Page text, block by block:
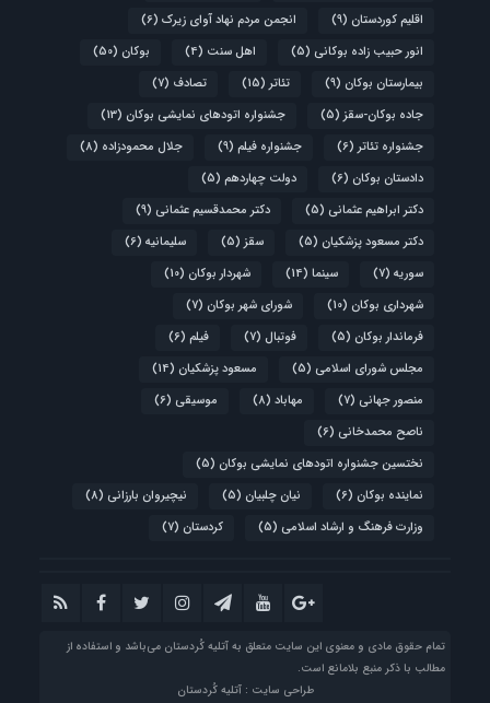
اقلیم کوردستان (9) انجمن مردم نهاد آوای زیرک (6)
انور حبیب زاده بوکانی (5) اهل سنت (4) بوکان (50)
بیمارستان بوکان (9) تئاتر (15) تصادف (7)
جاده بوکان-سقز (5) جشنواره اتودهای نمایشی بوکان (13)
جشنواره تئاتر (6) جشنواره فیلم (9) جلال محمودزاده (8)
دادستان بوکان (6) دولت چهاردهم (5)
دکتر ابراهیم عثمانی (5) دکتر محمدقسیم عثمانی (9)
دکتر مسعود پزشکیان (5) سقز (5) سلیمانیه (6)
سوریه (7) سینما (14) شهردار بوکان (10)
شهرداری بوکان (10) شورای شهر بوکان (7)
فرماندار بوکان (5) فوتبال (7) فیلم (6)
مجلس شورای اسلامی (5) مسعود پزشکیان (14)
منصور جهانی (7) مهاباد (8) موسیقی (6)
ناصح محمدخانی (6)
نختسین جشنواره اتودهای نمایشی بوکان (5)
نماینده بوکان (6) نیان چلبیان (5) نیچیروان بارزانی (8)
وزارت فرهنگ و ارشاد اسلامی (5) کردستان (7)
تمام حقوق مادی و معنوی این سایت متعلق به آتلیه‌ کُردستان می‌باشد و استفاده از
مطالب با ذکر منبع بلامانع است.
طراحی سایت : آتلیه کُردستان